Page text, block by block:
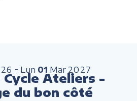
Lun 01 Mar 2027
Ateliers -
du bon côté